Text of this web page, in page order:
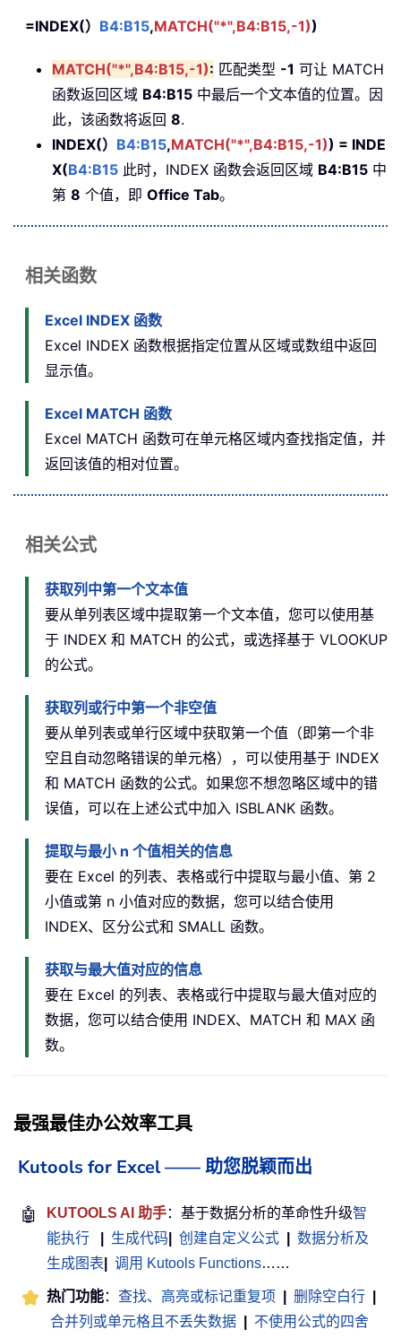
=INDEX(） B4:B15,MATCH("*",B4:B15,-1))
MATCH("*",B4:B15,-1): 匹配类型 -1 可让 MATCH
函数返回区域 B4:B15 中最后一个文本值的位置。因
此，该函数将返回 8.
INDEX(） B4:B15,MATCH("*",B4:B15,-1)) = INDE
X(B4:B15 此时，INDEX 函数会返回区域 B4:B15 中
第 8 个值，即 Office Tab。
相关函数
Excel INDEX 函数
Excel INDEX 函数根据指定位置从区域或数组中返回
显示值。
Excel MATCH 函数
Excel MATCH 函数可在单元格区域内查找指定值，并
返回该值的相对位置。
相关公式
获取列中第一个文本值
要从单列表区域中提取第一个文本值，您可以使用基
于 INDEX 和 MATCH 的公式，或选择基于 VLOOKUP
的公式。
获取列或行中第一个非空值
要从单列表或单行区域中获取第一个值（即第一个非
空且自动忽略错误的单元格），可以使用基于 INDEX
和 MATCH 函数的公式。如果您不想忽略区域中的错
误值，可以在上述公式中加入 ISBLANK 函数。
提取与最小 n 个值相关的信息
要在 Excel 的列表、表格或行中提取与最小值、第 2
小值或第 n 小值对应的数据，您可以结合使用
INDEX、区分公式和 SMALL 函数。
获取与最大值对应的信息
要在 Excel 的列表、表格或行中提取与最大值对应的
数据，您可以结合使用 INDEX、MATCH 和 MAX 函
数。
最强最佳办公效率工具
Kutools for Excel —— 助您脱颖而出
🤖 KUTOOLS AI 助手：基于数据分析的革命性升级智
能执行
生成代码 创建自定义公式
数据分析及
生成图表
调用 Kutools Functions……
热门功能： 查找、高亮或标记重复项 删除空白行
合并列或单元格且不丢失数据
不使用公式的四舍